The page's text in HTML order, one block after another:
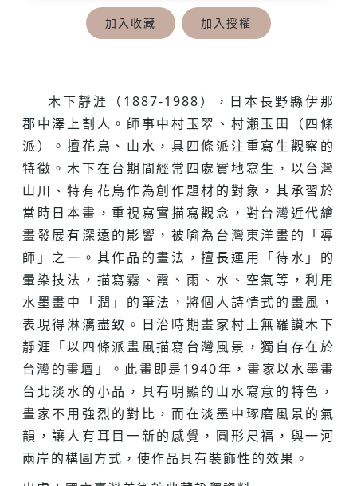
加入收藏 加入授權
木下靜涯（1887-1988），日本長野縣伊那
郡中澤上割人。師事中村玉翠、村瀨玉田（四條
派）。擅花鳥、山水，具四條派注重寫生觀察的
特徵。木下在台期間經常四處實地寫生，以台灣
山川、特有花鳥作為創作題材的對象，其承習於
當時日本畫，重視寫實描寫觀念，對台灣近代繪
畫發展有深遠的影響，被喻為台灣東洋畫的「導
師」之一。其作品的畫法，擅長運用「待水」的
暈染技法，描寫霧、霞、雨、水、空氣等，利用
水墨畫中「潤」的筆法，將個人詩情式的畫風，
表現得淋漓盡致。日治時期畫家村上無羅讚木下
靜涯「以四條派畫風描寫台灣風景，獨自存在於
台灣的畫壇」。此畫即是1940年，畫家以水墨畫
台北淡水的小品，具有明顯的山水寫意的特色，
畫家不用強烈的對比，而在淡墨中琢磨風景的氣
韻，讓人有耳目一新的感覺，圓形尺福，與一河
兩岸的構圖方式，使作品具有裝飾性的效果。